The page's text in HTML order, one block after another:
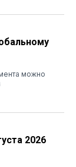
можно
2026